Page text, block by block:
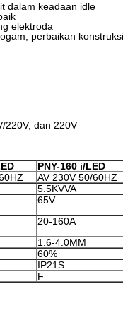
dalam keadaan idle
elektroda
perbaikan
220V, dan 220V
PNY-160 i/LED
AV 230V 50/60HZ
5.5KVVA
65V
20-160A
1.6-4.0MM
60%
IP21S
F